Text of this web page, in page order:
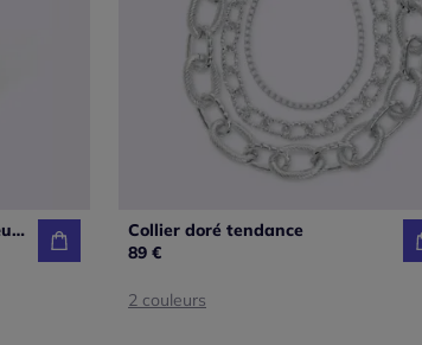
Jupe en synthétique avec nœud et ceinture gainante
Collier doré tendance
89 €
2 couleurs